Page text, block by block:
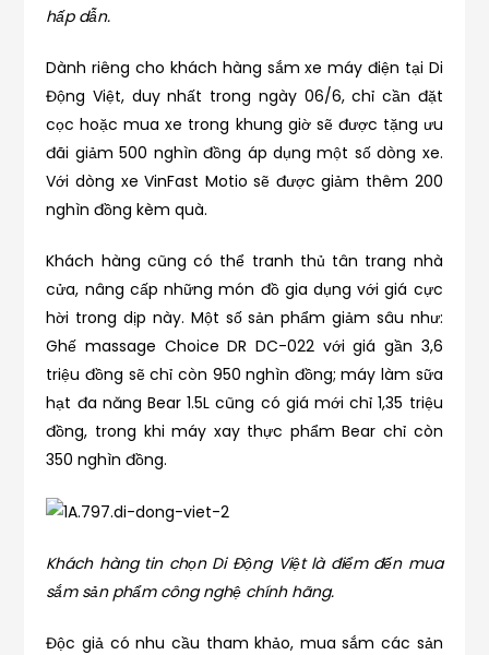
hấp dẫn.
Dành riêng cho khách hàng sắm xe máy điện tại Di
Động Việt, duy nhất trong ngày 06/6, chỉ cần đặt
cọc hoặc mua xe trong khung giờ sẽ được tặng ưu
đãi giảm 500 nghìn đồng áp dụng một số dòng xe.
Với dòng xe VinFast Motio sẽ được giảm thêm 200
nghìn đồng kèm quà.
Khách hàng cũng có thể tranh thủ tân trang nhà
cửa, nâng cấp những món đồ gia dụng với giá cực
hời trong dịp này. Một số sản phẩm giảm sâu như:
Ghế massage Choice DR DC-022 với giá gần 3,6
triệu đồng sẽ chỉ còn 950 nghìn đồng; máy làm sữa
hạt đa năng Bear 1.5L cũng có giá mới chỉ 1,35 triệu
đồng, trong khi máy xay thực phẩm Bear chỉ còn
350 nghìn đồng.
Khách hàng tin chọn Di Động Việt là điểm đến mua
sắm sản phẩm công nghệ chính hãng.
Độc giả có nhu cầu tham khảo, mua sắm các sản